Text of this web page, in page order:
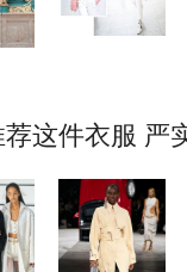
这件衣服 严